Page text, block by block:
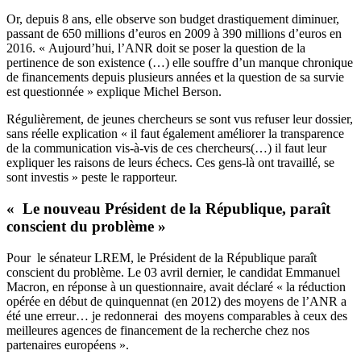
Or, depuis 8 ans, elle observe son budget drastiquement diminuer,
passant de 650 millions d’euros en 2009 à 390 millions d’euros en
2016. « Aujourd’hui, l’ANR doit se poser la question de la
pertinence de son existence (…) elle souffre d’un manque chronique
de financements depuis plusieurs années et la question de sa survie
est questionnée » explique Michel Berson.
Régulièrement, de jeunes chercheurs se sont vus refuser leur dossier,
sans réelle explication « il faut également améliorer la transparence
de la communication vis-à-vis de ces chercheurs(…) il faut leur
expliquer les raisons de leurs échecs. Ces gens-là ont travaillé, se
sont investis » peste le rapporteur.
« Le nouveau Président de la République, paraît
conscient du problème »
Pour le sénateur LREM, le Président de la République paraît
conscient du problème. Le 03 avril dernier, le candidat Emmanuel
Macron, en réponse à un questionnaire, avait déclaré « la réduction
opérée en début de quinquennat (en 2012) des moyens de l’ANR a
été une erreur… je redonnerai des moyens comparables à ceux des
meilleures agences de financement de la recherche chez nos
partenaires européens ».